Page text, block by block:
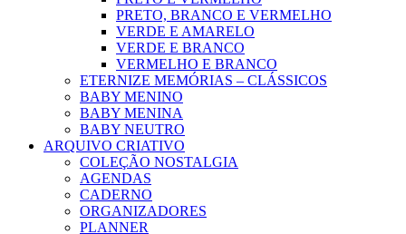
PRETO, BRANCO E VERMELHO
VERDE E AMARELO
VERDE E BRANCO
VERMELHO E BRANCO
ETERNIZE MEMÓRIAS – CLÁSSICOS
BABY MENINO
BABY MENINA
BABY NEUTRO
ARQUIVO CRIATIVO
COLEÇÃO NOSTALGIA
AGENDAS
CADERNO
ORGANIZADORES
PLANNER